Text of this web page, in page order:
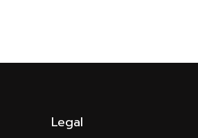
Legal